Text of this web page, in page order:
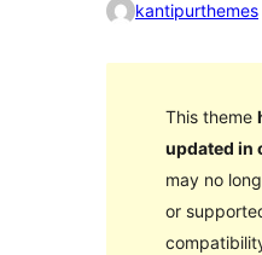
kantipurthemes
This theme
updated in
may no
or